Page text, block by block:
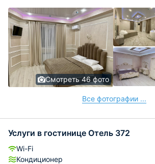
Смотреть 46 фото
Все фотографии ...
Услуги в гостинице Отель 372
Wi-Fi
Кондиционер